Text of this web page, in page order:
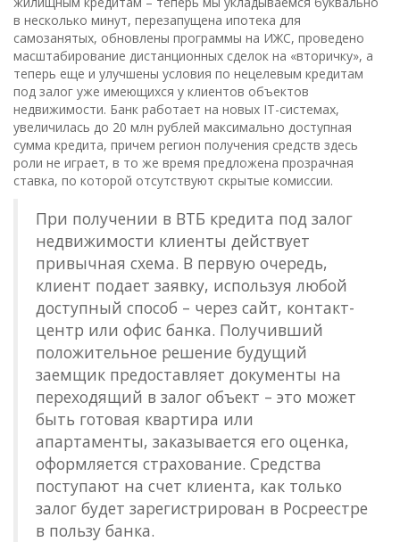
в несколько минут, перезапущена ипотека для
самозанятых, обновлены программы на ИЖС, проведено
масштабирование дистанционных сделок на «вторичку», а
теперь еще и улучшены условия по нецелевым кредитам
под залог уже имеющихся у клиентов объектов
недвижимости. Банк работает на новых IT-системах,
увеличилась до 20 млн рублей максимально доступная
сумма кредита, причем регион получения средств здесь
роли не играет, в то же время предложена прозрачная
ставка, по которой отсутствуют скрытые комиссии.
При получении в ВТБ кредита под залог
недвижимости клиенты действует
привычная схема. В первую очередь,
клиент подает заявку, используя любой
доступный способ – через сайт, контакт-
центр или офис банка. Получивший
положительное решение будущий
заемщик предоставляет документы на
переходящий в залог объект – это может
быть готовая квартира или
апартаменты, заказывается его оценка,
оформляется страхование. Средства
поступают на счет клиента, как только
залог будет зарегистрирован в Росреестре
в пользу банка.